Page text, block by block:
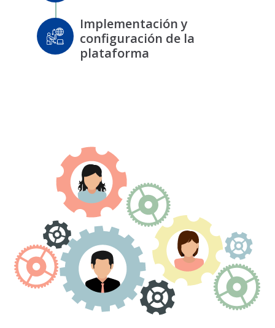
Implementación y
configuración de la
plataforma